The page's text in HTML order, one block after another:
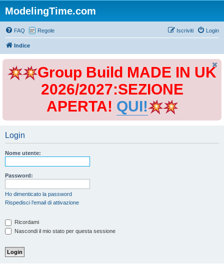
ModelingTime.com
FAQ Regole Login
Iscriviti
Indice
Group Build MADE IN UK
2026/2027:SEZIONE
APERTA! QUI!
Login
Nome utente:
Password:
Ho dimenticato la password
Rispedisci l’email di attivazione
Ricordami
Nascondi il mio stato per questa sessione